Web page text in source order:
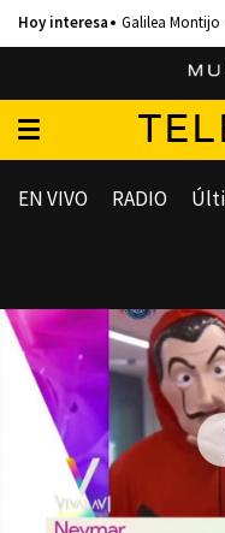
Galilea Montijo
EN VIVO RADIO